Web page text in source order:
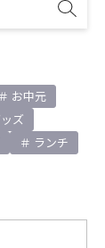
お中元
ズ
ランチ